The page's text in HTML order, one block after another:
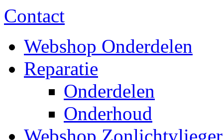
Contact
Webshop Onderdelen
Reparatie
Onderdelen
Onderhoud